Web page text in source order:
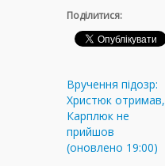
Поділитися:
Вручення підозр:
Христюк отримав,
Карплюк не
прийшов
(оновлено 19:00)